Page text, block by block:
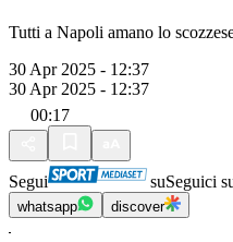
Tutti a Napoli amano lo
30 Apr 2025 - 12:37
30 Apr 2025 - 12:37
00:17
Segui suSeguici
whatsapp discover